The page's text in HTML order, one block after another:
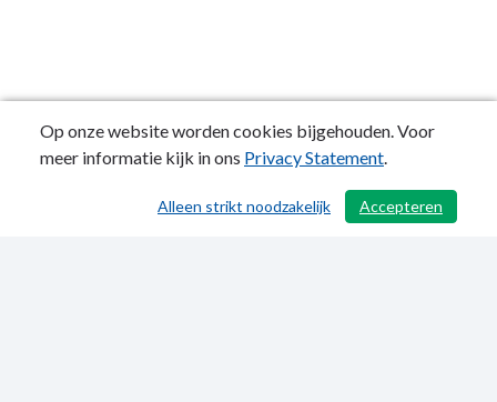
/ 43
Op onze website worden cookies bijgehouden. Voor
meer informatie kijk in ons Privacy Statement.
Accepteren
Alleen strikt noodzakelijk